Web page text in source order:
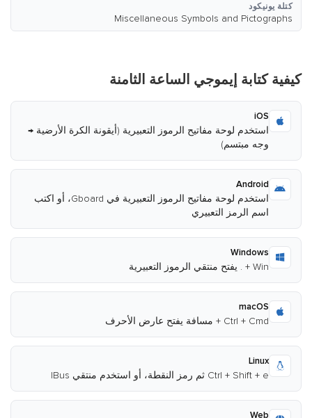
كتلة يونيكود
Miscellaneous Symbols and Pictographs
كيفية كتابة إيموجي الساعة الثامنة
iOS
استخدم لوحة مفاتيح الرموز التعبيرية (أيقونة الكرة الأرضية →
وجه مبتسم)
Android
استخدم لوحة مفاتيح الرموز التعبيرية في Gboard، أو اكتب
اسم الرمز التعبيري
Windows
Win + . يفتح منتقي الرموز التعبيرية
macOS
Ctrl + Cmd + مسافة يفتح عارض الأحرف
Linux
Ctrl + Shift + e ثم رمز النقطة، أو استخدم منتقي IBus
Web